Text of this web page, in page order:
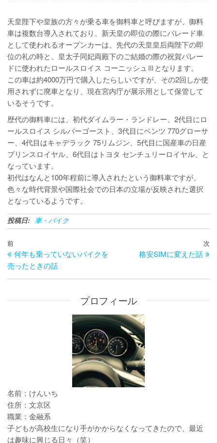
天皇陛下や皇族の方々が乗る車を御料車と呼びますが、御料
車は複数台導入されており、新天皇の即位の際にパレード車
として使われるオープンカーは、先代の天皇皇后両陛下の即
位の礼の時と、皇太子同妃両殿下のご結婚の際の祝賀パレー
ドに使われたロールスロイス コーニッシュⅢとなります。
この車は約4000万円で購入したらしいですが、その2回しか使
用されずに廃車となり、現在宮内庁が展示用として保管して
いるそうです。
歴代の御料車には、初代ダイムラー・ランドレー、2代目にロ
ールスロイス シルバーゴースト、3代目にベンツ 770グローサ
ー、4代目はキャデラック 75リムジン、5代目に国産車の日産
プリンスロイヤル、6代目はトヨタ センチュリーロイヤル、と
なっています。
初代はなんと100年程前に導入されたという御料車ですが、
色々な時代背景や国際社会での日本の立場が反映された選択
となっているようです。
投稿日: 車・バイク
投
稿
ナ
ビ
ー
過
去
の
投
前
何年も乗っていないバイクを
売ったときの話
稿
次
格安SIMに変えた話
プロフィール
名前：けんいち
住所：文京区
職業：金融系
子どもが高校生になり手がかからなくなってきたので、最近
は趣味に興じる日々（笑）